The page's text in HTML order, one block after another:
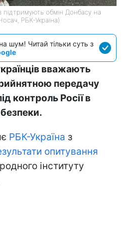
підтримують обмін Донбасу на
РБК-Україна)
шум! Читай тільки суть з
вважають
передачу
контроль Росії в
безпеки.
РБК-Україна з
опитування
інституту